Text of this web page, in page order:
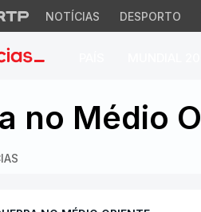
NOTÍCIAS DESPORTO
com o Irão
no Médio